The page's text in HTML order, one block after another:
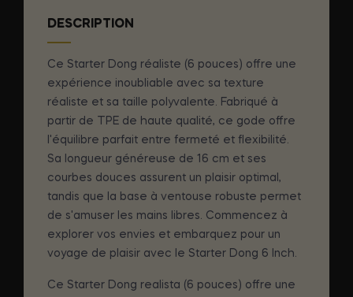
DESCRIPTION
Ce Starter Dong réaliste (6 pouces) offre une
expérience inoubliable avec sa texture
réaliste et sa taille polyvalente. Fabriqué à
partir de TPE de haute qualité, ce gode offre
l'équilibre parfait entre fermeté et flexibilité.
Sa longueur généreuse de 16 cm et ses
courbes douces assurent un plaisir optimal,
tandis que la base à ventouse robuste permet
de s'amuser les mains libres. Commencez à
explorer vos envies et embarquez pour un
voyage de plaisir avec le Starter Dong 6 Inch.
Ce Starter Dong realista (6 pouces) offre une